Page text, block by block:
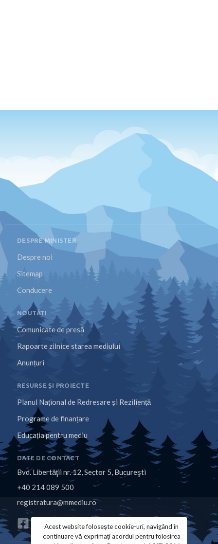
DESPRE MINISTER
Despre noi
Sitemap
Conducere
NOUTĂȚI
Comunicate de presă
Rapoarte zilnice starea mediului
Anunțuri
RESURSE ȘI PROIECTE
Planul Național de Redresare și Reziliență
Programe de finanțare
Educația pentru mediu
DATE DE CONTACT
Bvd. Libertăţii nr. 12, Sector 5, Bucureşti
+40 214 089 500
registratura@mmediu.ro
Acest website folosește cookie-uri, navigând în
continuare vă exprimați acordul pentru folosirea